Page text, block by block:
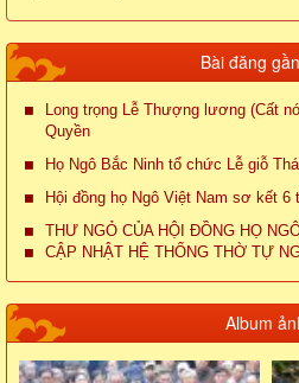
Bài đăng
Long trọng Lễ Thượng lương (Cất
Quyền
Họ Ngô Bắc Ninh tổ chức Lễ giỗ
Hội đồng họ Ngô Việt Nam sơ kết 6
THƯ NGỎ CỦA HỘI ĐỒNG HỌ
CẬP NHẬT HỆ THỐNG THỜ TỰ
Album